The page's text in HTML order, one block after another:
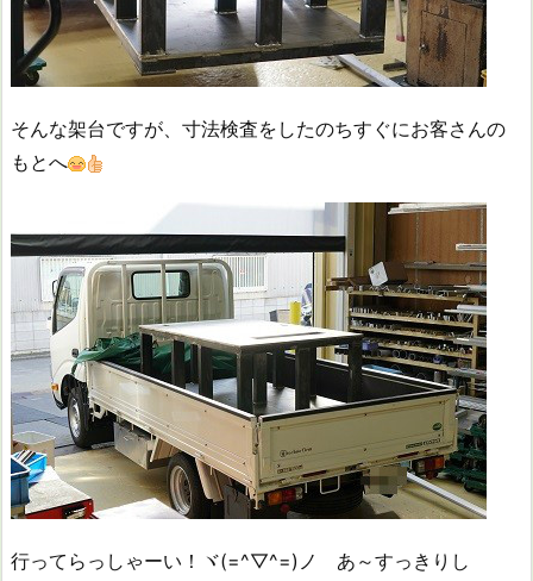
そんな架台ですが、寸法検査をしたのちすぐにお客さんの
もとへ
行ってらっしゃーい！ヾ(=^▽^=)ノ あ～すっきりし